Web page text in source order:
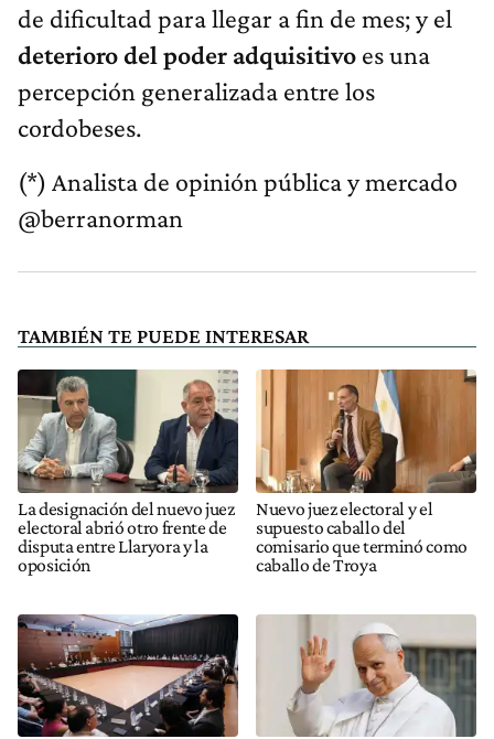
de dificultad para llegar a fin de mes; y el
deterioro del poder adquisitivo es una
percepción generalizada entre los
cordobeses.
(*) Analista de opinión pública y mercado
@berranorman
TAMBIÉN TE PUEDE INTERESAR
La designación del nuevo juez
electoral abrió otro frente de
disputa entre Llaryora y la
oposición
Nuevo juez electoral y el
supuesto caballo del
comisario que terminó como
caballo de Troya